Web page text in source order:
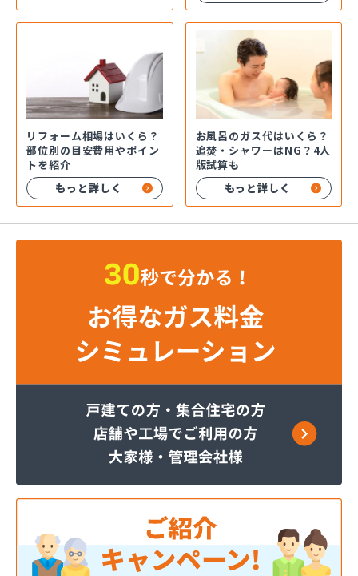
リフォーム相場はいくら？
部位別の目安費用やポイン
トを紹介
もっと詳しく
お風呂のガス代はいくら？
追焚・シャワーはNG？4人
版試算も
もっと詳しく